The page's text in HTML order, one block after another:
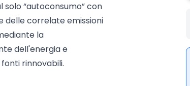
“autoconsumo” con
delle correlate emissioni
la
dell'energia e
rinnovabili.